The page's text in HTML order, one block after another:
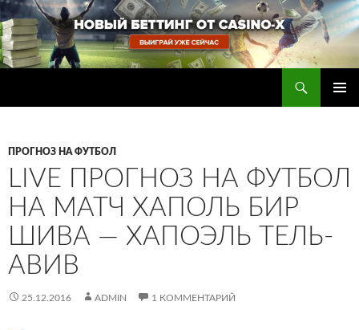
Перейти
к
содержимому
ПРОГНОЗ НА ФУТБОЛ
LIVE ПРОГНОЗ НА ФУТБОЛ
НА МАТЧ ХАПОЛЬ БИР
ШИВА — ХАПОЭЛЬ ТЕЛЬ-
АВИВ
25.12.2016 ADMIN 1 КОММЕНТАРИЙ